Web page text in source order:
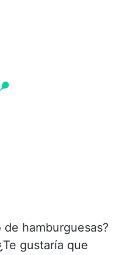
hamburguesas?
gustaría que